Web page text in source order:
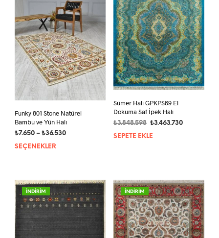
Funky 801 Stone Natürel
Bambu ve Yün Halı
₺7.650 – ₺36.530Fiyat
SEÇENEKLER
fazla
varyasyonu
var.
Seçenekler
ürün
sayfasından
Sümer Halı GPKPS69 El
Dokuma Saf İpek Halı
₺3.848.598 Orijinal
fiyat:
₺3.463.730Şu
SEPETE EKLE
İNDİRİM İNDİRİM